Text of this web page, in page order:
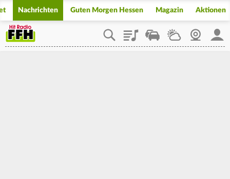
Nachrichten Guten Morgen Hessen Magazin Aktionen
PlaylistStaupilotWetterWebcam